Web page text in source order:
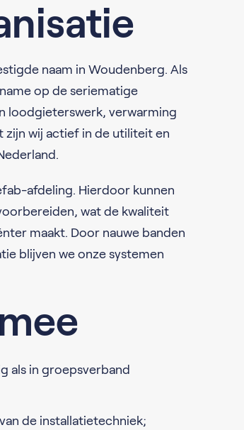
naam in Woudenberg. Als
op de seriematige
loodgieterswerk, verwarming
zijn wij actief in de utiliteit en
afdeling. Hierdoor kunnen
wat de kwaliteit
maakt. Door nauwe banden
blijven we onze systemen
als in groepsverband
de installatietechniek;